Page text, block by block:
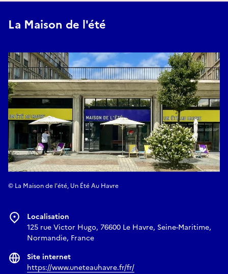
La Maison de l'été
© La Maison de l'été, Un Été Au Havre
Localisation
125 rue Victor Hugo, 76600 Le Havre, Seine-Maritime,
Normandie, France
Site internet
https://www.uneteauhavre.fr/fr/